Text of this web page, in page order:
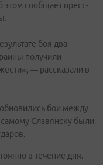
этом сообщает пресс-
боя два
получили
— рассказали в
бои между
Славянску были
в течение дня.